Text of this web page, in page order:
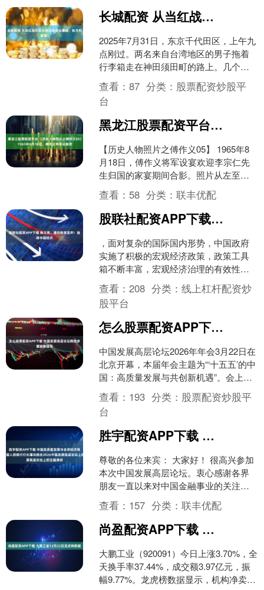
长城配资 从当红战队队长到日本街头暴徒，他为何堕落？
2025年7月31日，东京千代田区，上午九
点刚过。两名来自台湾地区的男子拖着
行李箱走在神田须田町的路上。几个年
轻人从一辆车上跳下来，先喷催泪喷
雾，再抡铁管往脑袋....
查看：87 分类： 股票配资炒股平
台
黑龙江股票配资平台 【历史人物照片之傅作义05】 1965年8月18日，傅作义将军设宴欢
【历史人物照片之傅作义05】 1965年8
月18日，傅作义将军设宴欢迎李宗仁先
生归国的家宴期间合影。照片从左至右
依次为：罗瑞卿、傅作义、周恩来、从
李宗仁、贺龙。....
查看： 58 分类：联丰优配
股联社配资APP下载 韩文秀、潘功胜等发声！指路中国经济
，面对复杂的国际国内形势，中国政府
实施了积极的宏观经济政策，政策工具
箱不断丰富，宏观经济治理的有效性持
续提升，推动中国经济总量上了新台
阶，高质量发展取得了新成效....
查看：208 分类：线上杠杆配资炒
股平台
怎么股票配资APP下载 中国发展高层论坛释放多重政策信号
中国发展高层论坛2026年年会3月22日在
北京开幕，本届年会主题为“‘十五五’的中
国：高质量发展与共创新机遇”。会上，
中央财经委员会办公室、中国人民银
行、工业和....
查看： 193 分类： 股票配资炒股平
台
胜宇配资APP下载 中国高质量发展与全球经济再平衡——中国人民银行行长潘功胜在2026中国发展高层论坛上的主题演讲
尊敬的各位来宾： 大家好！ 很高兴参加
本次中国发展高层论坛。衷心感谢各界
朋友一直以来对中国金融事业的关注与
支持。借此机会，我以“中国高质量发展
与全球经济再平衡”....
查看： 157 分类：联丰优配
尚盈配资APP下载 大鹏工业12月22日龙虎榜数据
大鹏工业（920091）今日上涨3.70%，全
天换手率37.44%，成交额3.97亿元，振
幅9.77%。龙虎榜数据显示，机构净卖出